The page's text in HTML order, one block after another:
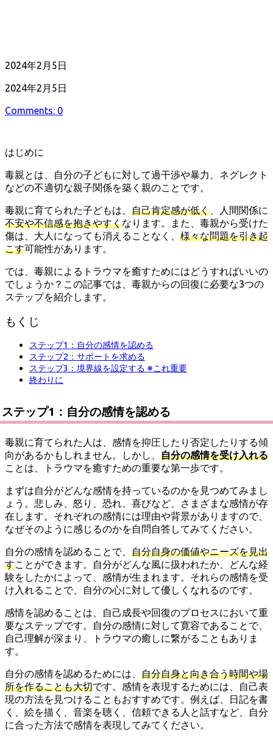
公
日
2024年2月5日
最
更
2024年2月5日
Comments: 0
はじめに
毒親とは、自分の子どもに対して過干渉や暴力、ネグレクト
などの不適切な親子関係を築く親のことです。
毒親に育てられた子どもは、 自己肯定感が低く 、人間関係に
不安や不信感を抱きやすくなります。また、毒親から受けた
傷は、大人になっても消えることなく、 様々な問題を引き起
こす可能性があります。
では、毒親によるトラウマを癒すためにはどうすればいいの
でしょうか？この記事では、毒親からの回復に必要な3つの
ステップを紹介します。
もくじ
ステップ1：自分の感情を認める
ステップ2：サポートを求める
ステップ3：境界線を設定する ※これ重要
終わりに
ステップ1：自分の感情を認める
毒親に育てられた人は、感情を抑圧したり否定したりする傾
向があるかもしれません。しかし、 自分の感情を受け入れる
ことは、トラウマを癒すための重要な第一歩です。
まずは自分がどんな感情を持っているのかを見つめてみまし
ょう。悲しみ、怒り、恐れ、喜びなど、さまざまな感情が存
在します。それぞれの感情には理由や背景がありますので、
なぜそのように感じるのかを自問自答してみてください。
自分の感情を認めることで、 自分自身の価値やニーズを見出
す ことができます。自分がどんな風に扱われたか、どんな経
験をしたかによって、感情が生まれます。それらの感情を受
け入れることで、自分の心に対して優しくなれるのです。
感情を認めることは、自己成長や回復のプロセスにおいて重
要なステップです。自分の感情に対して寛容であることで、
自己理解が深まり、トラウマの癒しに繋がることもありま
す。
自分の感情を認めるためには、 自分自身と向き合う時間や場
所を作ることも大切です。感情を表現するためには、自己表
現の方法を見つけることもおすすめです。例えば、日記を書
く、絵を描く、音楽を聴く、信頼できる人と話すなど、自分
に合った方法で感情を表現してみてください。